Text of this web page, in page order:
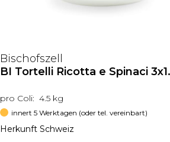
Bischofszell
BI Tortelli Ricotta e Spinaci
pro Coli: 4.5 kg
innert 5 Werktagen (oder tel. vereinbart)
Herkunft Schweiz